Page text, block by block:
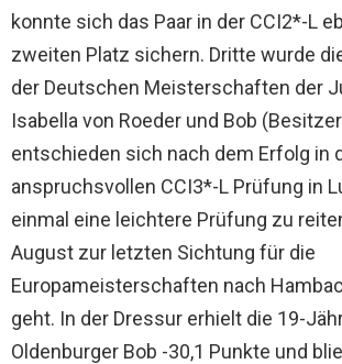
konnte sich das Paar in der CCI2*-L
zweiten Platz sichern. Dritte wurde
der Deutschen Meisterschaften der
Isabella von Roeder und Bob
entschieden sich nach dem Erfolg in
anspruchsvollen CCI3*-L Prüfung in
einmal eine leichtere Prüfung zu
August zur letzten Sichtung für die
Europameisterschaften nach
geht. In der Dressur erhielt die 19-
Oldenburger Bob -30,1 Punkte und